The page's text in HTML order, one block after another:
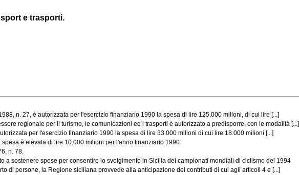
e trasporti.
n. 27, è autorizzata per l'esercizio finanziario 1990 la spesa di lire 125.000 milioni, di cui lire [...]
regionale per il turismo, le comunicazioni ed i trasporti è autorizzato a predisporre, con le modalità [...]
per l'esercizio finanziario 1990 la spesa di lire 33.000 milioni di cui lire 18.000 milioni [...]
è elevata di lire 10.000 milioni per l'anno finanziario 1990.
n. 78.
sostenere spese per consentire lo svolgimento in Sicilia dei campionati mondiali di ciclismo del 1994
persone, la Regione siciliana provvede alla anticipazione dei contributi di cui agli articoli 4 e [...]